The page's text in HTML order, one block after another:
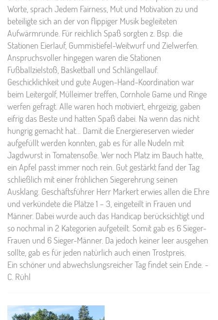
Worte, sprach Jedem Fairness, Mut und Motivation zu und
beteiligte sich an der von flippiger Musik begleiteten
Aufwärmrunde. Für reichlich Spaß sorgten z. Bsp. die
Stationen Eierlauf, Gummistiefel-Weitwurf und Zielwerfen.
Anspruchsvoller hingegen waren die Stationen
Fußballzielstoß, Basketball und Schlängellauf.
Geschicklichkeit und gute Augen-Hand-Koordination war
beim Leitergolf, Mülleimer treffen, Cornhole Game und Ringe
werfen gefragt. Alle waren hoch motiviert, ehrgeizig, gaben
eifrig das Beste und hatten Spaß dabei. Na wenn das nicht
hungrig gemacht hat… Damit die Energiereserven wieder
aufgefüllt werden konnten, gab es für alle Nudeln mit
Jagdwurst in Tomatensoße. Wer noch Platz im Bauch hatte,
ein Apfel passt immer noch rein. Gut gestärkt fand der Tag
schließlich mit einer fröhlichen Siegerehrung seinen
Ausklang. Geschäftsführer Herr Markert erwies allen die Ehre
und verkündete die Plätze 1 – 3, eingeteilt in Frauen und
Männer. Dabei wurde auch das Handicap berücksichtigt und
so nochmal in 2 Kategorien aufgeteilt. Somit gab es 6 Sieger-
Frauen und 6 Sieger-Männer. Da jedoch keiner leer ausgehen
sollte, gab es für jeden natürlich auch einen Trostpreis.
Ein schöner und abwechslungsreicher Tag findet sein Ende. -
C. Rühl